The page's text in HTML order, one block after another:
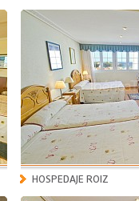
HOSPEDAJE ROIZ